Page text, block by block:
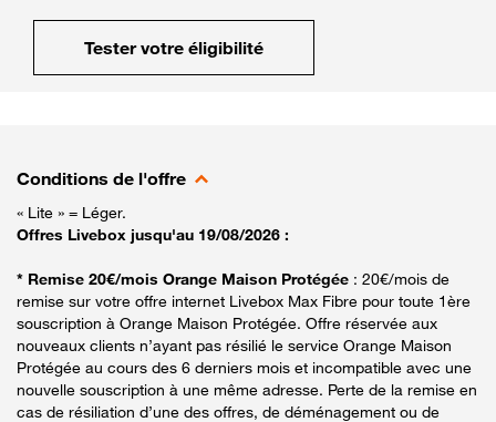
Tester votre éligibilité
Conditions de l'offre
« Lite » = Léger.
Offres Livebox jusqu'au 19/08/2026 :
* Remise 20€/mois Orange Maison Protégée : 20€/mois de
remise sur votre offre internet Livebox Max Fibre pour toute 1ère
souscription à Orange Maison Protégée. Offre réservée aux
nouveaux clients n’ayant pas résilié le service Orange Maison
Protégée au cours des 6 derniers mois et incompatible avec une
nouvelle souscription à une même adresse. Perte de la remise en
cas de résiliation d’une des offres, de déménagement ou de